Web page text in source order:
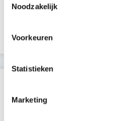
Noodzakelijk
Voorkeuren
Statistieken
Marketing
Telefoonnummer is geverifieerd
Google is gekoppeld